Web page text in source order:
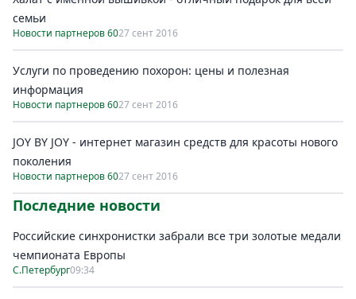
семьи
Новости партнеров 6027 сент 2016
Услуги по проведению похорон: цены и полезная
информация
Новости партнеров 6027 сент 2016
JOY BY JOY - интернет магазин средств для красоты нового
поколения
Новости партнеров 6027 сент 2016
Последние новости
Российские синхронистки забрали все три золотые медали
чемпионата Европы
С.Петербург09:34